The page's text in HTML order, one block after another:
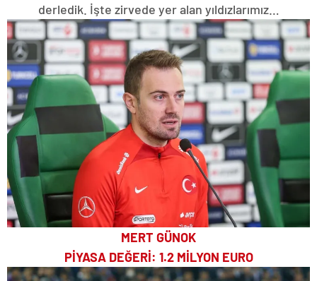
derledik. İşte zirvede yer alan yıldızlarımız…
MERT GÜNOK
PİYASA DEĞERİ: 1.2 MİLYON EURO